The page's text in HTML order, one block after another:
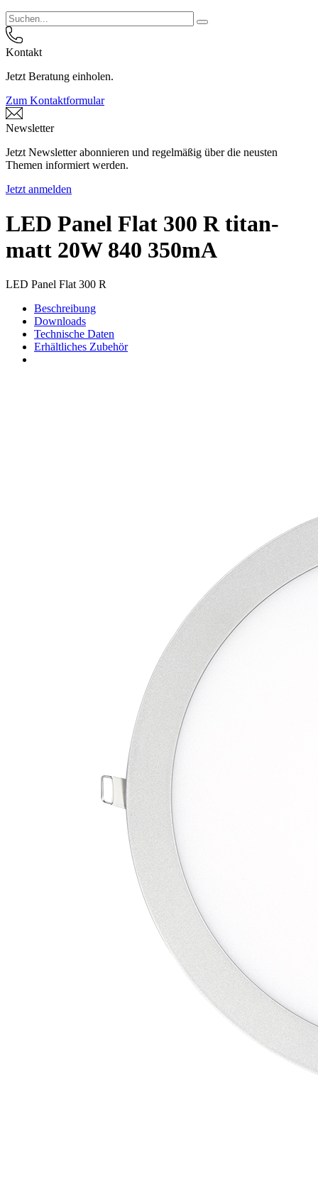
Kontakt
Jetzt Beratung einholen.
Zum Kontaktformular
Newsletter
Jetzt Newsletter abonnieren und regelmäßig über die neusten
Themen informiert werden.
Jetzt anmelden
LED Panel Flat 300 R titan-
matt 20W 840 350mA
LED Panel Flat 300 R
Beschreibung
Downloads
Technische Daten
Erhältliches Zubehör